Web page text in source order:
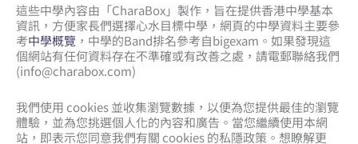
這些中學內容由「CharaBox」製作，旨在提供香港中學基本
資訊，方便家長們選擇心水目標中學，網頁的中學資料主要參
考中學概覽 ，中學的Band排名參考自bigexam。如果發現這
個網站有任何資料存在不準確或有改善之處，請電郵聯絡我們
(info@charabox.com)
我們使用 cookies 並收集瀏覽數據，以便為您提供最佳的瀏覽
體驗，並為您挑選個人化的內容和廣告。當您繼續使用本網
站，即表示您同意我們有關 cookies 的私隱政策。想瞭解更